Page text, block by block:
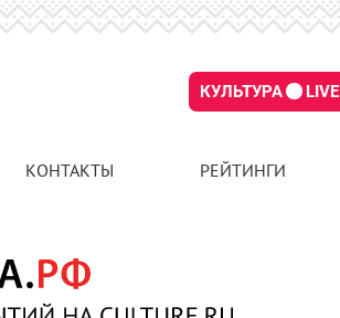
КУЛЬТУРА LIVE
КОНТАКТЫ РЕЙТИНГИ